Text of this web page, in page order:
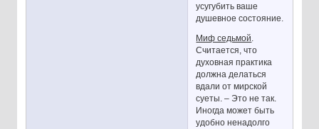
усугубить ваше
душевное состояние.
Миф седьмой.
Считается, что
духовная практика
должна делаться
вдали от мирской
суеты. – Это не так.
Иногда может быть
удобно ненадолго